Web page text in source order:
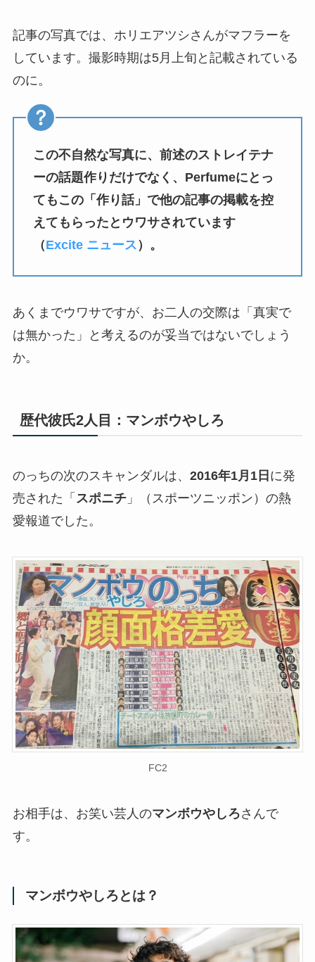
記事の写真では、ホリエアツシさんがマフラーを
しています。撮影時期は5月上旬と記載されている
のに。
この不自然な写真に、前述のストレイテナ
ーの話題作りだけでなく、Perfumeにとっ
てもこの「作り話」で他の記事の掲載を控
えてもらったとウワサされています
（Excite ニュース ）。
あくまでウワサですが、お二人の交際は「真実で
は無かった」と考えるのが妥当ではないでしょう
か。
歴代彼氏2人目：マンボウやしろ
のっちの次のスキャンダルは、 2016年1月1日 に発
売された「 スポニチ」（スポーツニッポン）の熱
愛報道でした。
FC2
お相手は、お笑い芸人のマンボウやしろさんで
す。
マンボウやしろとは？